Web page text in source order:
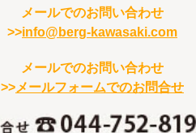
メールでのお問い合わせ
>>info@berg-kawasaki.com
メールでのお問い合わせ
>>メールフォームでのお問合せ